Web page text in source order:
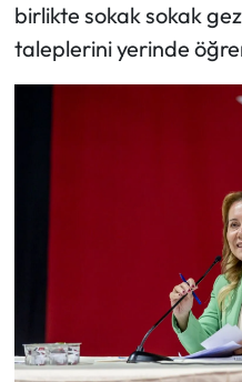
birlikte sokak sokak
taleplerini yerinde